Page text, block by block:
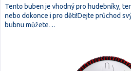
Tento buben je vhodný pro hudebníky,
nebo dokonce i pro děti!Dejte průchod
bubnu můžete…